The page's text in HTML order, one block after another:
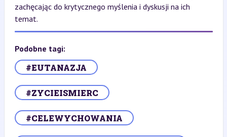
zachęcając do krytycznego myślenia i dyskusji na ich
temat.
Podobne tagi:
#EUTANAZJA
#ZYCIEISMIERC
#CELEWYCHOWANIA